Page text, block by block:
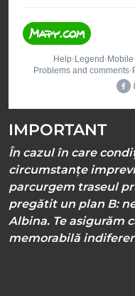
IMPORTANT
În cazul în care
circumstanțe
parcurgem traseul
pregătit un plan B:
Albina. Te asigurăm
memorabilă